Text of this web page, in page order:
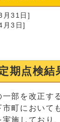
月31日]
月3日]
期点検結
部を改正す
市町において
施しており